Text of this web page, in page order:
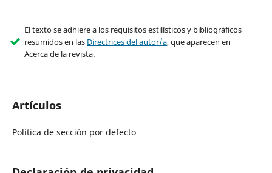
El texto se adhiere a los requisitos estilísticos y bibliográficos
resumidos en las Directrices del autor/a, que aparecen en
Acerca de la revista.
Artículos
Política de sección por defecto